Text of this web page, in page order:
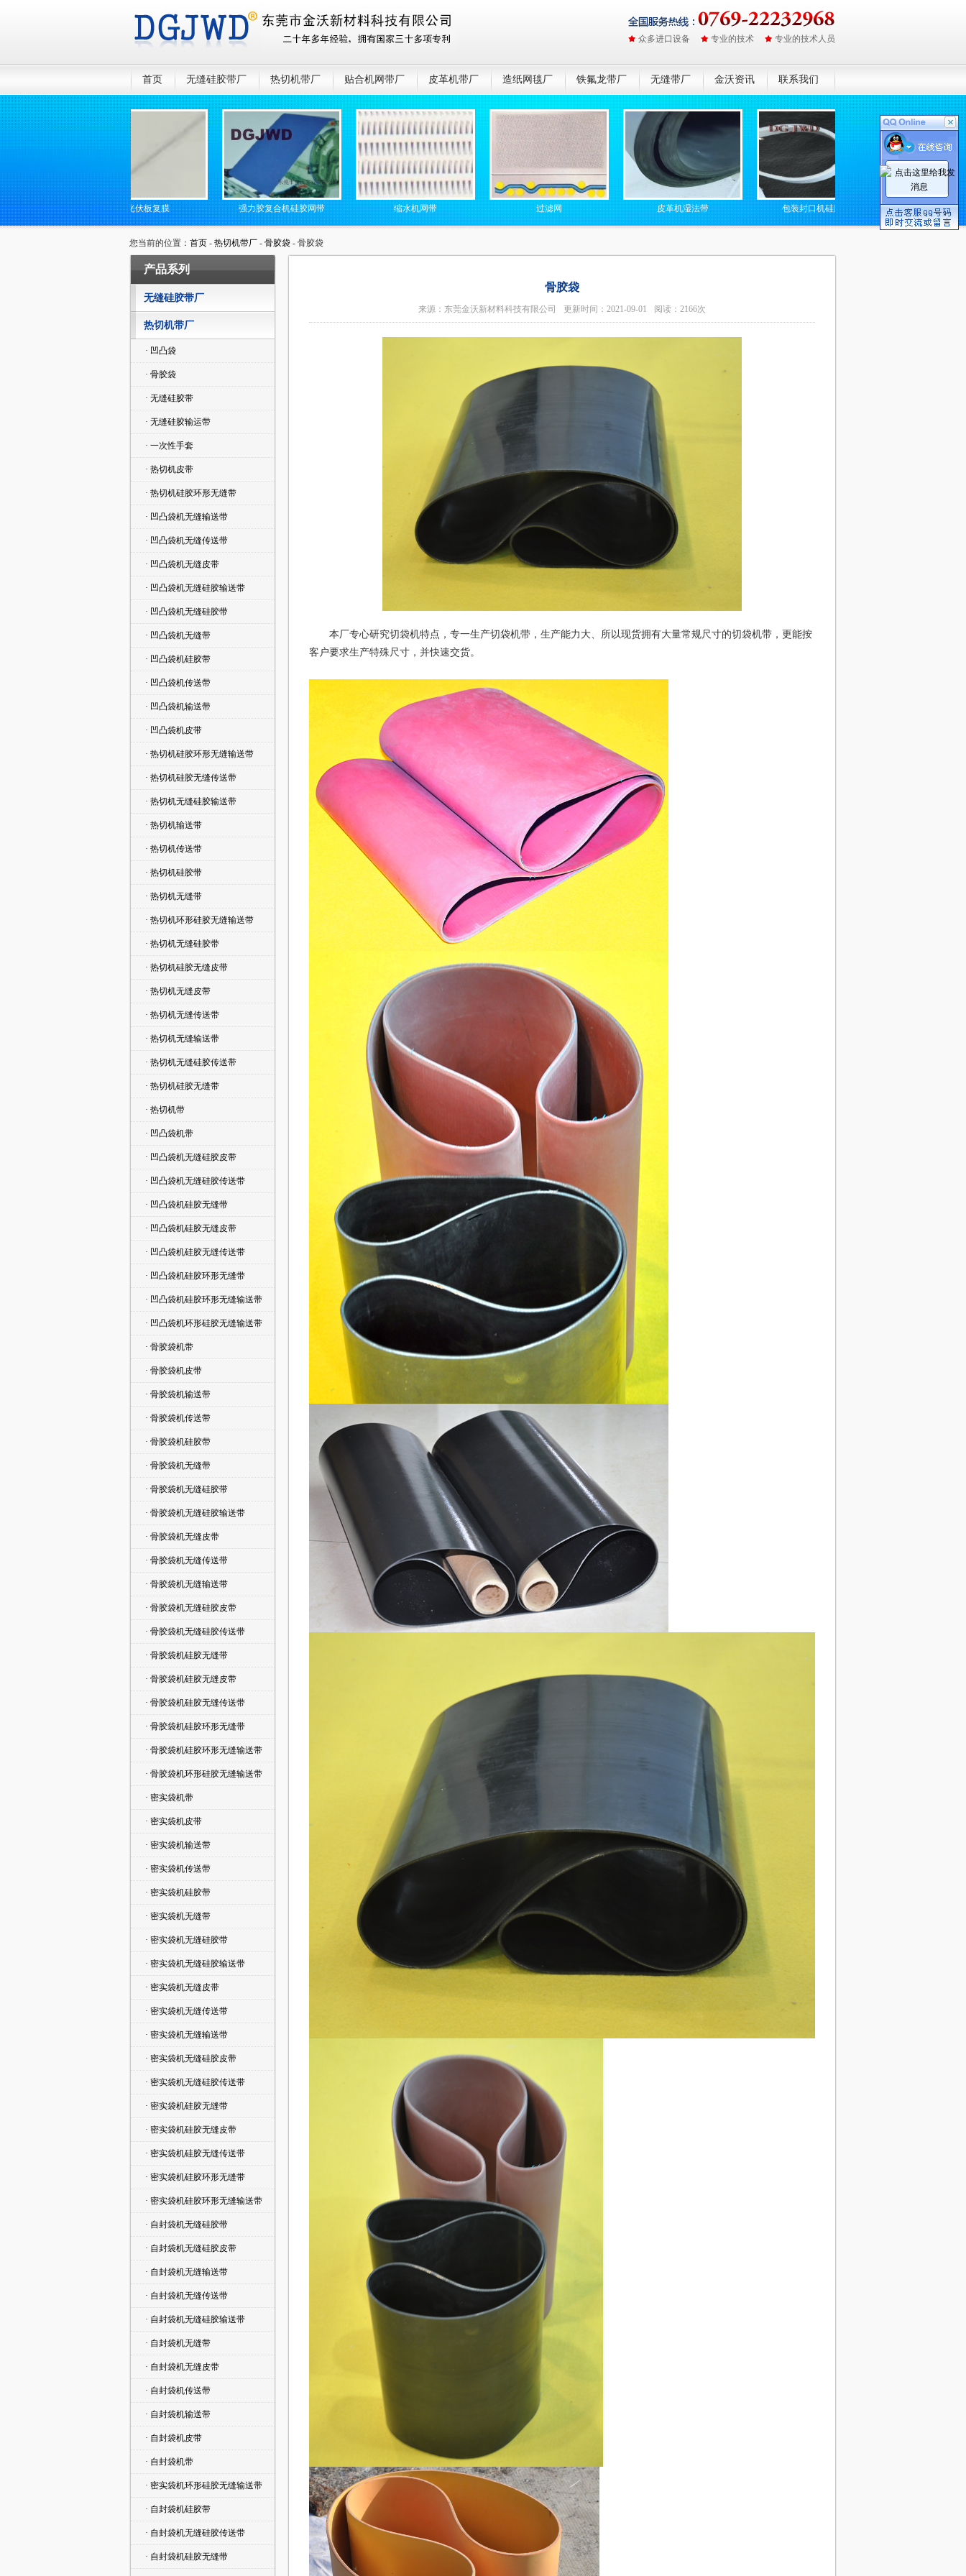
众多进口设备 专业的技术 专业的技术人员
首页 无缝硅胶带厂 热切机带厂 贴合机网带厂 皮革机带厂 造纸网毯厂 铁氟龙带厂 无缝带厂 金沃资讯 联系我们
光伏板复膜 强力胶复合机硅胶网带 缩水机网带 过滤网 皮革机湿法带 包装封口机硅胶带 防静电无缝高温输送带
您当前的位置： 首页 - 热切机带厂 - 骨胶袋 - 骨胶袋
产品系列
无缝硅胶带厂
热切机带厂
· 凹凸袋
· 骨胶袋
· 无缝硅胶带
· 无缝硅胶输运带
· 一次性手套
· 热切机皮带
· 热切机硅胶环形无缝带
· 凹凸袋机无缝输送带
· 凹凸袋机无缝传送带
· 凹凸袋机无缝皮带
· 凹凸袋机无缝硅胶输送带
· 凹凸袋机无缝硅胶带
· 凹凸袋机无缝带
· 凹凸袋机硅胶带
· 凹凸袋机传送带
· 凹凸袋机输送带
· 凹凸袋机皮带
· 热切机硅胶环形无缝输送带
· 热切机硅胶无缝传送带
· 热切机无缝硅胶输送带
· 热切机输送带
· 热切机传送带
· 热切机硅胶带
· 热切机无缝带
· 热切机环形硅胶无缝输送带
· 热切机无缝硅胶带
· 热切机硅胶无缝皮带
· 热切机无缝皮带
· 热切机无缝传送带
· 热切机无缝输送带
· 热切机无缝硅胶传送带
· 热切机硅胶无缝带
· 热切机带
· 凹凸袋机带
· 凹凸袋机无缝硅胶皮带
· 凹凸袋机无缝硅胶传送带
· 凹凸袋机硅胶无缝带
· 凹凸袋机硅胶无缝皮带
· 凹凸袋机硅胶无缝传送带
· 凹凸袋机硅胶环形无缝带
· 凹凸袋机硅胶环形无缝输送带
· 凹凸袋机环形硅胶无缝输送带
· 骨胶袋机带
· 骨胶袋机皮带
· 骨胶袋机输送带
· 骨胶袋机传送带
· 骨胶袋机硅胶带
· 骨胶袋机无缝带
· 骨胶袋机无缝硅胶带
· 骨胶袋机无缝硅胶输送带
· 骨胶袋机无缝皮带
· 骨胶袋机无缝传送带
· 骨胶袋机无缝输送带
· 骨胶袋机无缝硅胶皮带
· 骨胶袋机无缝硅胶传送带
· 骨胶袋机硅胶无缝带
· 骨胶袋机硅胶无缝皮带
· 骨胶袋机硅胶无缝传送带
· 骨胶袋机硅胶环形无缝带
· 骨胶袋机硅胶环形无缝输送带
· 骨胶袋机环形硅胶无缝输送带
· 密实袋机带
· 密实袋机皮带
· 密实袋机输送带
· 密实袋机传送带
· 密实袋机硅胶带
· 密实袋机无缝带
· 密实袋机无缝硅胶带
· 密实袋机无缝硅胶输送带
· 密实袋机无缝皮带
· 密实袋机无缝传送带
· 密实袋机无缝输送带
· 密实袋机无缝硅胶皮带
· 密实袋机无缝硅胶传送带
· 密实袋机硅胶无缝带
· 密实袋机硅胶无缝皮带
· 密实袋机硅胶无缝传送带
· 密实袋机硅胶环形无缝带
· 密实袋机硅胶环形无缝输送带
· 自封袋机无缝硅胶带
· 自封袋机无缝硅胶皮带
· 自封袋机无缝输送带
· 自封袋机无缝传送带
· 自封袋机无缝硅胶输送带
· 自封袋机无缝带
· 自封袋机无缝皮带
· 自封袋机传送带
· 自封袋机输送带
· 自封袋机皮带
· 自封袋机带
· 密实袋机环形硅胶无缝输送带
· 自封袋机硅胶带
· 自封袋机无缝硅胶传送带
· 自封袋机硅胶无缝带
骨胶袋
来源：东莞金沃新材料科技有限公司 更新时间：2021-09-01 阅读：2166次
客户要求生产特殊尺寸，并快速交货。